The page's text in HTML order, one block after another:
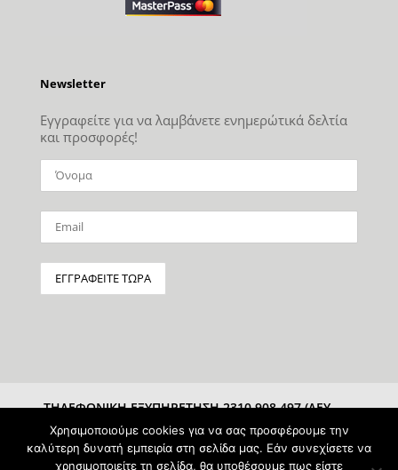
Newsletter
Εγγραφείτε για να λαμβάνετε ενημερώτικά δελτία
και προσφορές!
ΤΗΛΕΦΩΝΙΚΗ ΕΞΥΠΗΡΕΤΗΣΗ 2310 908 497 (ΔΕΥ-
ΣΑΒ 10:00-15:00)
Χρησιμοποιούμε cookies για να σας προσφέρουμε την
καλύτερη δυνατή εμπειρία στη σελίδα μας. Εάν συνεχίσετε να
χρησιμοποιείτε τη σελίδα, θα υποθέσουμε πως είστε